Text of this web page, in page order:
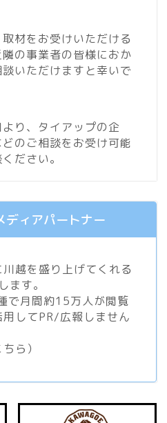
材をお受けいただける
の事業者の皆様におか
いただけますと幸いで
り、タイアップの企
のご相談をお受け可能
ださい。
ディアパートナー
越を盛り上げてくれる
ます。
で月間約15万人が閲覧
してPR/広報しません
ら ）